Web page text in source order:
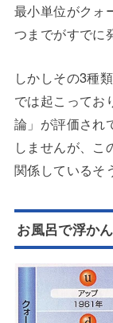
最小単位がクォ
つまでがすでに
しかしその3種
では起こってお
論」が評価され
しませんが、こ
関係しているそ
お風呂で浮か